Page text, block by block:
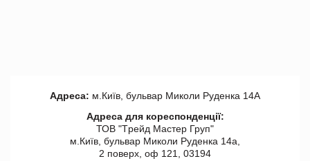
Адреса: м.Київ, бульвар Миколи Руденка 14А
Адреса для кореспонденції:
ТОВ "Tрейд Мастер Груп"
м.Київ, бульвар Миколи Руденка 14а,
2 поверх, оф 121, 03194